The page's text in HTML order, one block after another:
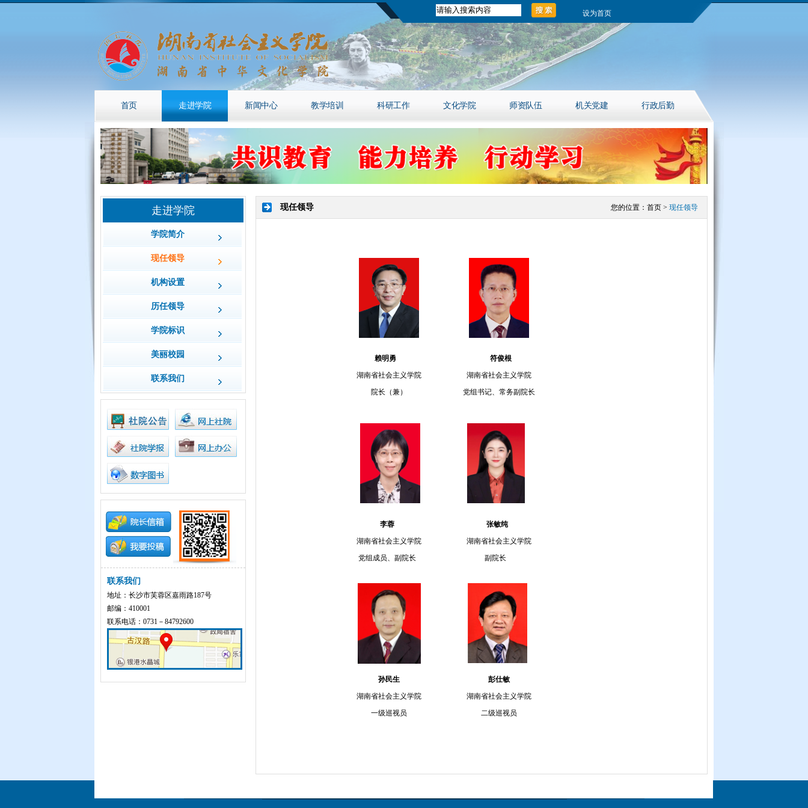
设为首页
首页 走进学院 新闻中心 教学培训 科研工作 文化学院 师资队伍 机关党建 行政后勤
走进学院
学院简介
现任领导
机构设置
历任领导
学院标识
美丽校园
联系我们
联系我们
地址：长沙市芙蓉区嘉雨路187号
邮编：410001
联系电话：0731－84792600
现任领导 您的位置： 首页 > 现任领导
赖明勇
湖南省社会主义学院
院长（兼）
符俊根
湖南省社会主义学院
党组书记、 常务副院长
李蓉
湖南省社会主义学院
党组成员、副院长
张敏纯
湖南省社会主义学院
副院长
孙民生
湖南省社会主义学院
一级巡视员
彭仕敏
湖南省社会主义学院
二级巡视员